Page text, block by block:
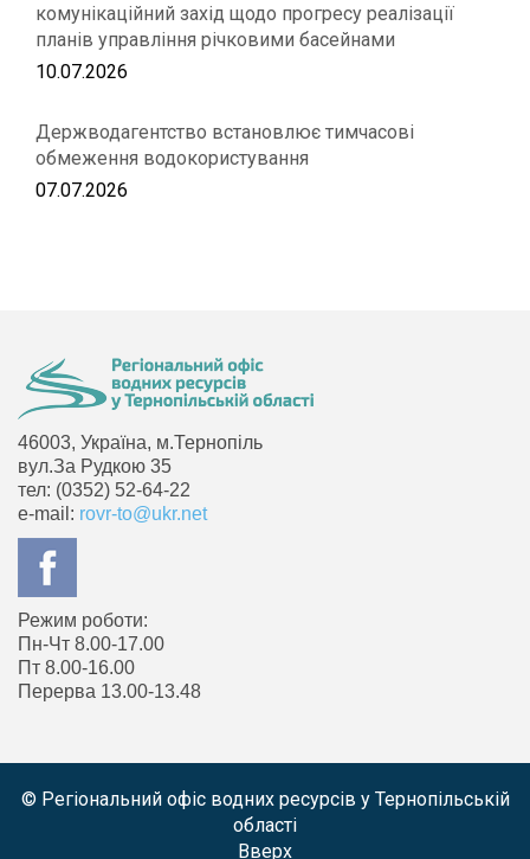
комунікаційний захід щодо прогресу реалізації
планів управління річковими басейнами
10.07.2026
Держводагентство встановлює тимчасові
обмеження водокористування
07.07.2026
46003, Україна, м.Тернопіль
вул.За Рудкою 35
тел: (0352) 52-64-22
e-mail: rovr-to@ukr.net
Режим роботи:
Пн-Чт 8.00-17.00
Пт 8.00-16.00
Перерва 13.00-13.48
© Регіональний офіс водних ресурсів у Тернопільській
області
Вверх